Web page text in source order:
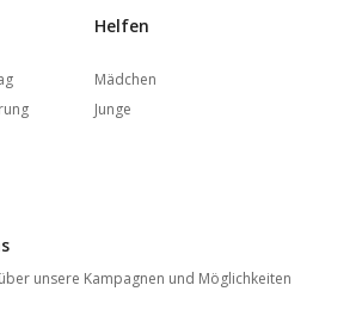
Helfen
Mädchen
Junge
unsere Kampagnen und Möglichkeiten